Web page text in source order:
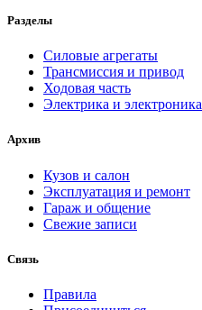
Разделы
Силовые агрегаты
Трансмиссия и привод
Ходовая часть
Электрика и электроника
Архив
Кузов и салон
Эксплуатация и ремонт
Гараж и общение
Свежие записи
Связь
Правила